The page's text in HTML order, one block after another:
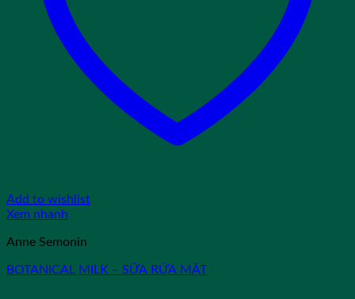
Add to wishlist
Xem nhanh
Anne Semonin
BOTANICAL MILK – SỮA RỬA MẶT